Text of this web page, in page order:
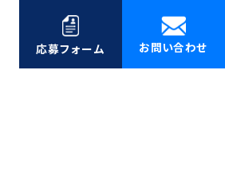
応募フォーム お問い合わせ